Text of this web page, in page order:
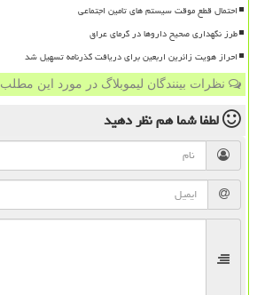
احتمال قطع موقت سیستم های تامین اجتماعی
طرز نگهداری صحیح داروها در گرمای عراق
احراز هویت زائرین اربعین برای دریافت گذرنامه تسهیل شد
نظرات بینندگان لیموبلاگ در مورد این مطلب
لطفا شما همنظر دهید